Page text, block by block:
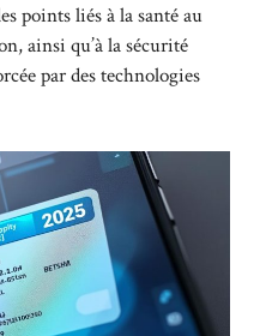
points liés à la santé au
ainsi qu’à la sécurité
par des technologies